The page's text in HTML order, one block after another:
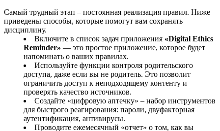
Самый трудный этап – постоянная реализация правил. Ниже
приведены способы, которые помогут вам сохранять
дисциплину.
Включите в список задач приложения «Digital Ethics
Reminder» — это простое приложение, которое будет
напоминать о ваших правилах.
Используйте функции контроля родительского
доступа, даже если вы не родитель. Это позволит
ограничить доступ к неподходящему контенту и
проверять качество источников.
Создайте «цифровую аптечку» – набор инструментов
для быстрого реагирования: пароли, двуфакторная
аутентификация, антивирусы.
Проводите ежемесячный «отчет» о том, как вы